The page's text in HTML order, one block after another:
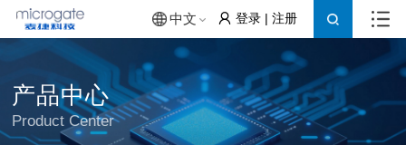
中文 登录| 注册
产品中心
Product Center